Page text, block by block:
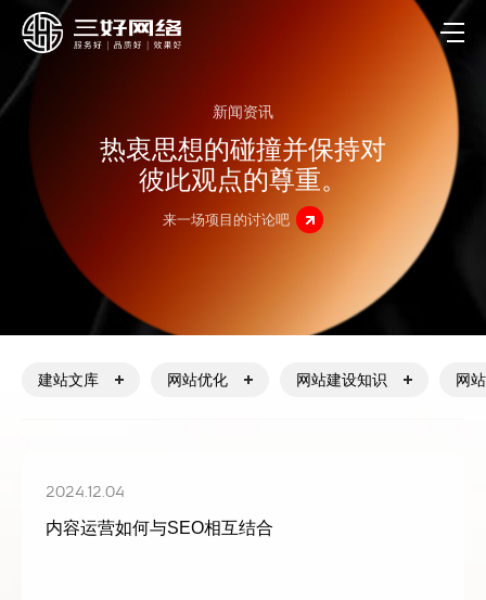
新闻资讯
热衷思想的碰撞并保持对
彼此观点的尊重。
来一场项目的讨论吧
建站文库 网站优化 网站建设知识 网
2024.12.04
内容运营如何与SEO相互结合